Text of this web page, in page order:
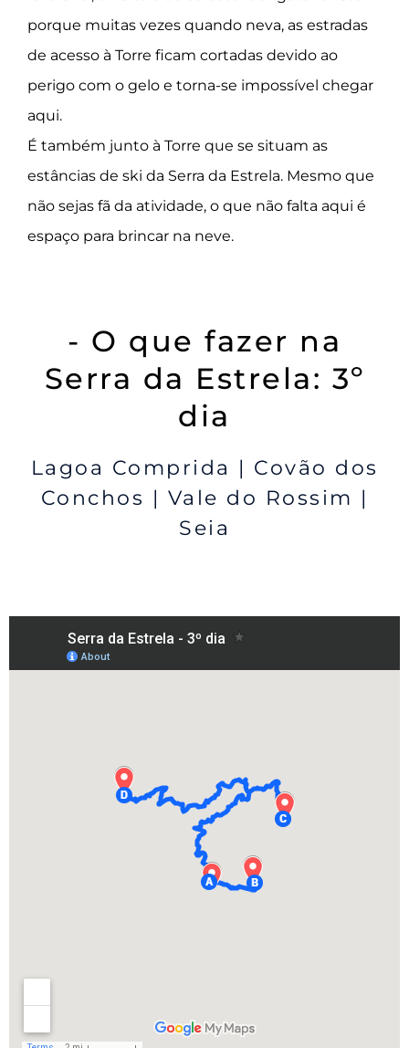
porque muitas vezes quando neva, as estradas
de acesso à Torre ficam cortadas devido ao
perigo com o gelo e torna-se impossível chegar
aqui.
É também junto à Torre que se situam as
estâncias de ski da Serra da Estrela. Mesmo que
não sejas fã da atividade, o que não falta aqui é
espaço para brincar na neve.
- O que fazer na
Serra da Estrela: 3º
dia
Lagoa Comprida | Covão dos
Conchos | Vale do Rossim |
Seia